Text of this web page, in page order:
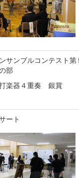
サンブルコンテスト
部
器４重奏 銀賞
ート